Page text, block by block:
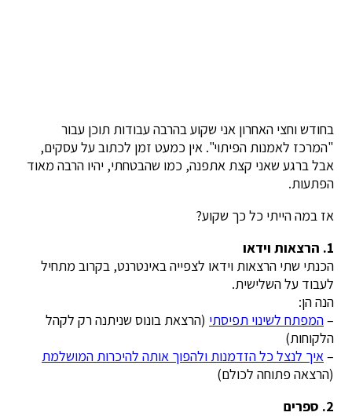
בחודש וחצי האחרון אני שקוע בהרבה עבודות תוכן עבור
"המרכז לאמנות הפיתוי". אין כמעט זמן לכתוב על עסקים,
אבל ברגע שאני קצת אתפנה, כמו שהבטחתי, יהיו הרבה מאוד
הפתעות.
אז במה הייתי כל כך שקוע?
1. הרצאות וידאו
הכנתי שתי הרצאות וידאו לצפייה באינטרנט, בקרוב מתחיל
לעבוד על השלישית.
הנה הן:
–המפתח לשינוי תפיסתי (הרצאת בונוס שניתנה רק לקהל
הלקוחות)
–איך לנצל כל הזדמנות ולהפוך אותה להיכרות המושלמת
(הרצאה פתוחה לכולם)
2. ספרים